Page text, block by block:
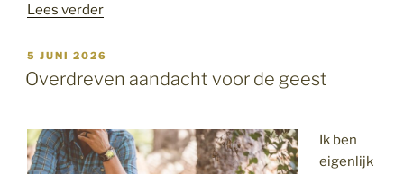
Lees verder“Paniekaanval”
GEPLAATST
OP
5 JUNI 2026
Overdreven aandacht voor de geest
Ik ben
eigenlijk